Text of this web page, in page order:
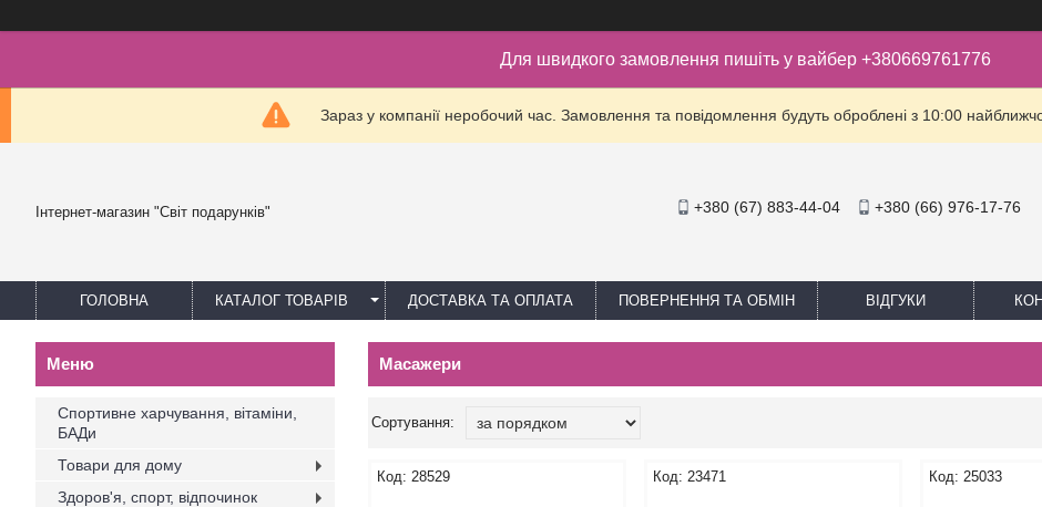
Для швидкого замовлення пишіть у вайбер +380669761776
Зараз у компанії неробочий час. Замовлення та повідомлення будуть оброблені з 10:00
Інтернет-магазин "Світ подарунків" +380 (67) 883-44-04 +380 (66) 976-17-76
ГОЛОВНА КАТАЛОГ ТОВАРІВ ДОСТАВКА ТА ОПЛАТА ПОВЕРНЕННЯ ТА ОБМІН ВІДГУКИ
Масажери
28529 23471 25033
Спортивне харчування, вітаміни,
БАДи
Товари для дому
Здоров'я, спорт, відпочинок